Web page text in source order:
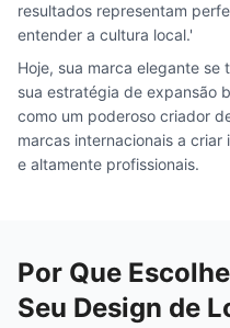
resultados representam
entender a cultura local.'
Hoje, sua marca elegante se
sua estratégia de expansão
como um poderoso criador
marcas internacionais a
e altamente profissionais.
Por Que
Seu Design de